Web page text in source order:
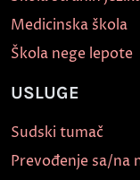
Medicinska škola
Škola nege lepote
USLUGE
Sudski tumač
Prevođenje sa/na